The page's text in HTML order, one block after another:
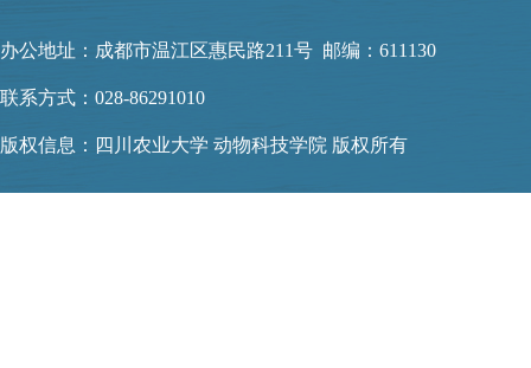
办公地址：成都市温江区惠民路211号 邮编：611130
联系方式：028-86291010
版权信息：四川农业大学 动物科技学院 版权所有